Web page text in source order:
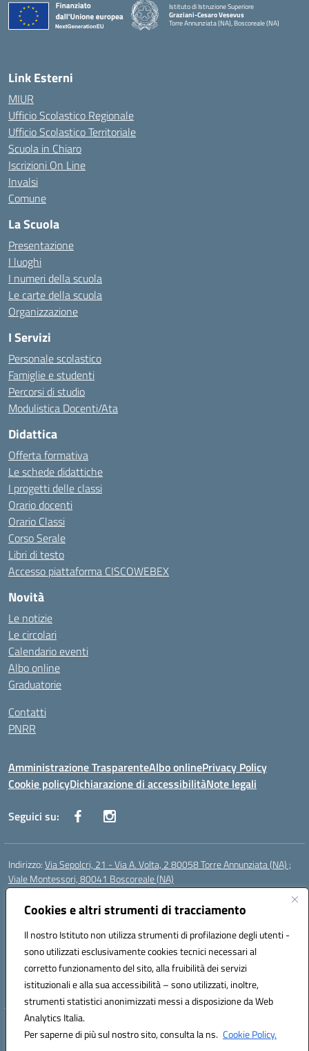
Cookies e altri strumenti di tracciamento
Il nostro Istituto non utilizza strumenti di profilazione degli utenti -
sono utilizzati esclusivamente cookies tecnici necessari al
corretto funzionamento del sito, alla fruibilità dei servizi
istituzionali e alla sua accessibilità – sono utilizzati, inoltre,
strumenti statistici anonimizzati messi a disposizione da Web
Analytics Italia.
Per saperne di più sul nostro sito, consulta la ns. Cookie Policy.
Istituto di Istruzione Superiore
Graziani-Cesaro Vesevus
Torre Annunziata (NA), Boscoreale (NA)
Link Esterni
MIUR
Ufficio Scolastico Regionale
Ufficio Scolastico Territoriale
Scuola in Chiaro
Iscrizioni On Line
Invalsi
Comune
La Scuola
Presentazione
I luoghi
I numeri della scuola
Le carte della scuola
Organizzazione
I Servizi
Personale scolastico
Famiglie e studenti
Percorsi di studio
Modulistica Docenti/Ata
Didattica
Offerta formativa
Le schede didattiche
I progetti delle classi
Orario docenti
Orario Classi
Corso Serale
Libri di testo
Accesso piattaforma CISCOWEBEX
Novità
Le notizie
Le circolari
Calendario eventi
Albo online
Graduatorie
Contatti
PNRR
Amministrazione TrasparenteAlbo onlinePrivacy Policy
Cookie policyDichiarazione di accessibilitàNote legali
Seguici su:
Indirizzo:Via Sepolcri, 21 - Via A. Volta, 2 80058 Torre Annunziata (NA) ;
Viale Montessori, 80041 Boscoreale (NA)
Centralino:
Posta elettronica certificata (PEC):nais04100b@pec.istruzione.it
Codice fiscale: 82008750638
Codice meccanografico:NAIS04100B
Codice Indice delle Pubbliche Amministrazioni (IPA): istsc_nais04100b
Codice unico di fatturazione (CUF): UFELOU
Hosting & Powered by 3D Solution S.r.l.
Concept & Design by Designers Italia